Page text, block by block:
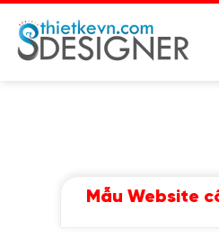
đến
nội
Mẫu Website